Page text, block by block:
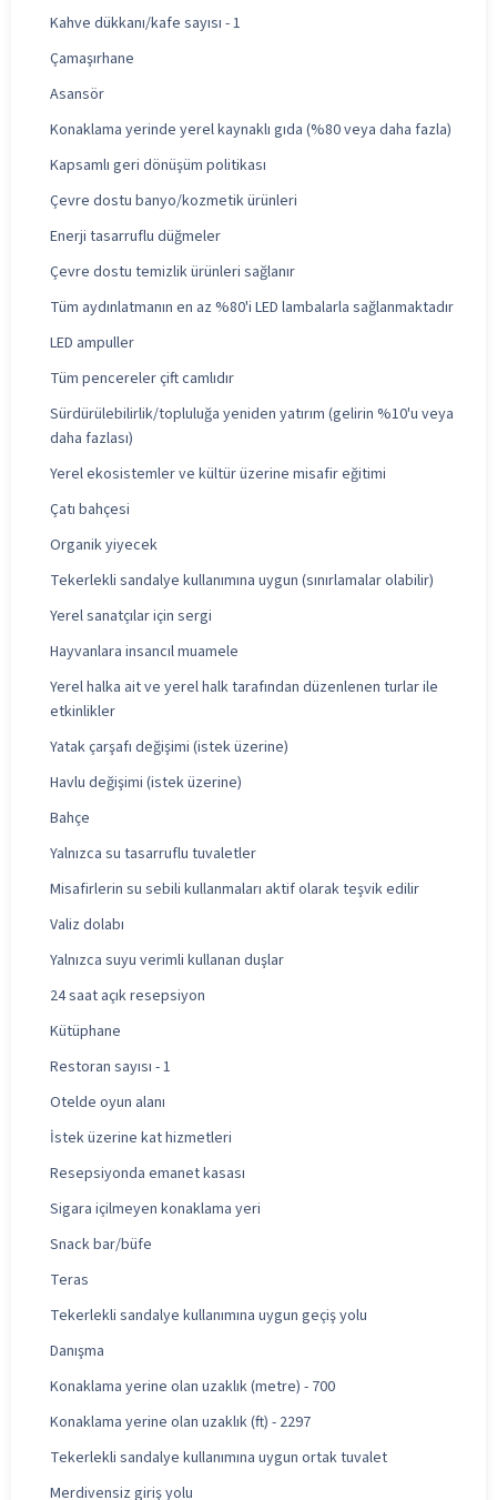
Kahve dükkanı/kafe sayısı - 1
Çamaşırhane
Asansör
Konaklama yerinde yerel kaynaklı gıda (%80 veya daha fazla)
Kapsamlı geri dönüşüm politikası
Çevre dostu banyo/kozmetik ürünleri
Enerji tasarruflu düğmeler
Çevre dostu temizlik ürünleri sağlanır
Tüm aydınlatmanın en az %80'i LED lambalarla sağlanmaktadır
LED ampuller
Tüm pencereler çift camlıdır
Sürdürülebilirlik/topluluğa yeniden yatırım (gelirin %10'u veya
daha fazlası)
Yerel ekosistemler ve kültür üzerine misafir eğitimi
Çatı bahçesi
Organik yiyecek
Tekerlekli sandalye kullanımına uygun (sınırlamalar olabilir)
Yerel sanatçılar için sergi
Hayvanlara insancıl muamele
Yerel halka ait ve yerel halk tarafından düzenlenen turlar ile
etkinlikler
Yatak çarşafı değişimi (istek üzerine)
Havlu değişimi (istek üzerine)
Bahçe
Yalnızca su tasarruflu tuvaletler
Misafirlerin su sebili kullanmaları aktif olarak teşvik edilir
Valiz dolabı
Yalnızca suyu verimli kullanan duşlar
24 saat açık resepsiyon
Kütüphane
Restoran sayısı - 1
Otelde oyun alanı
İstek üzerine kat hizmetleri
Resepsiyonda emanet kasası
Sigara içilmeyen konaklama yeri
Snack bar/büfe
Teras
Tekerlekli sandalye kullanımına uygun geçiş yolu
Danışma
Konaklama yerine olan uzaklık (metre) - 700
Konaklama yerine olan uzaklık (ft) - 2297
Tekerlekli sandalye kullanımına uygun ortak tuvalet
Merdivensiz giriş yolu